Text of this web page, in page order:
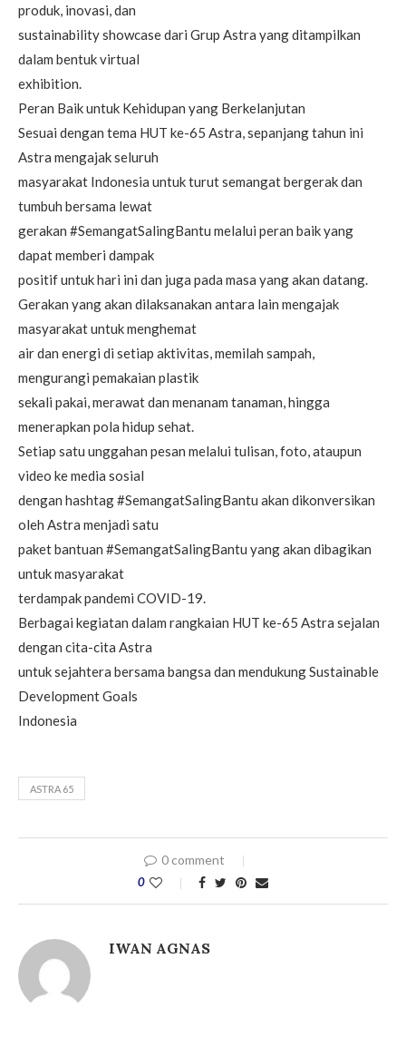
produk, inovasi, dan
sustainability showcase dari Grup Astra yang ditampilkan
dalam bentuk virtual
exhibition.
Peran Baik untuk Kehidupan yang Berkelanjutan
Sesuai dengan tema HUT ke-65 Astra, sepanjang tahun ini
Astra mengajak seluruh
masyarakat Indonesia untuk turut semangat bergerak dan
tumbuh bersama lewat
gerakan #SemangatSalingBantu melalui peran baik yang
dapat memberi dampak
positif untuk hari ini dan juga pada masa yang akan datang.
Gerakan yang akan dilaksanakan antara lain mengajak
masyarakat untuk menghemat
air dan energi di setiap aktivitas, memilah sampah,
mengurangi pemakaian plastik
sekali pakai, merawat dan menanam tanaman, hingga
menerapkan pola hidup sehat.
Setiap satu unggahan pesan melalui tulisan, foto, ataupun
video ke media sosial
dengan hashtag #SemangatSalingBantu akan dikonversikan
oleh Astra menjadi satu
paket bantuan #SemangatSalingBantu yang akan dibagikan
untuk masyarakat
terdampak pandemi COVID-19.
Berbagai kegiatan dalam rangkaian HUT ke-65 Astra sejalan
dengan cita-cita Astra
untuk sejahtera bersama bangsa dan mendukung Sustainable
Development Goals
Indonesia
ASTRA 65
0 comment
0
IWAN AGNAS